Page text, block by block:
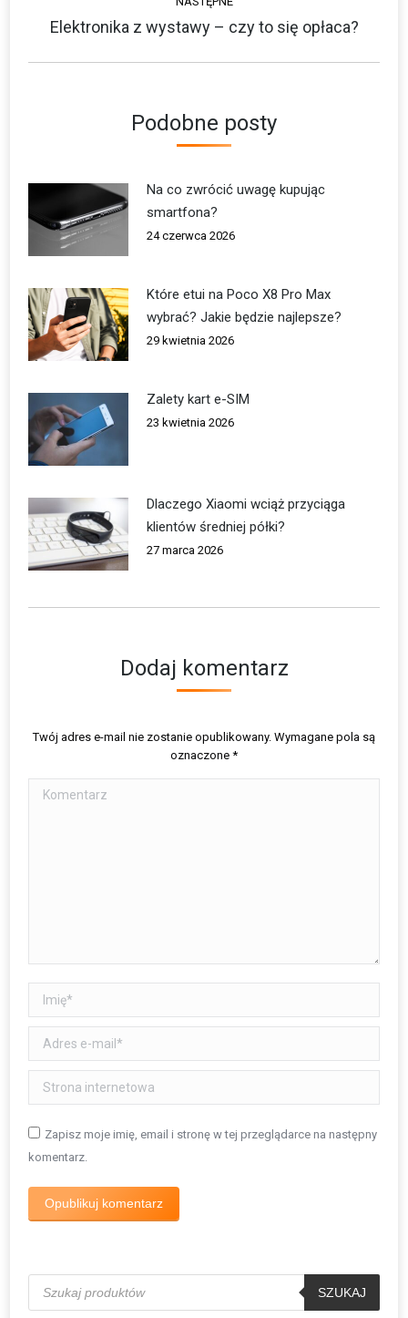
Następny
Elektronika z wystawy – czy to się opłaca?
Podobne posty
Na co zwrócić uwagę kupując
smartfona?
24 czerwca 2026
Które etui na Poco X8 Pro Max
wybrać? Jakie będzie najlepsze?
29 kwietnia 2026
Zalety kart e-SIM
23 kwietnia 2026
Dlaczego Xiaomi wciąż przyciąga
klientów średniej półki?
27 marca 2026
Dodaj komentarz
Twój adres e-mail nie zostanie opublikowany. Wymagane pola są
oznaczone *
Komentarz
Imię *
Adres e-mail *
Strona internetowa
Zapisz moje imię, email i stronę w tej przeglądarce na następny
komentarz.
Opublikuj komentarz
Wyszukiwarka
produktów
SZUKAJ